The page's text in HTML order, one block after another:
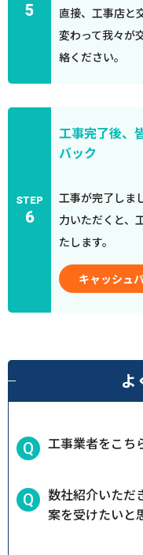
5
直接、工事店と
変わって我々が
絡ください。
STEP
6
工事完了後、
バック
工事が完了しま
力いただくと、
たします。
キャッシュ
よ
工事業者をこち
数社紹介いただ
案を受けたいと